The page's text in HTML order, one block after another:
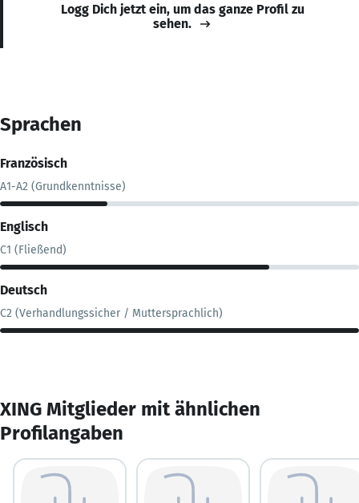
Logg Dich jetzt ein, um das ganze Profil zu
sehen.
Sprachen
Französisch
A1-A2 (Grundkenntnisse)
Englisch
C1 (Fließend)
Deutsch
C2 (Verhandlungssicher / Muttersprachlich)
XING Mitglieder mit ähnlichen
Profilangaben